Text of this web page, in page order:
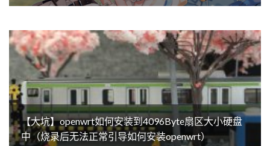
【大坑】openwrt如何安装到4096Byte扇区大小硬盘
中（烧录后无法正常引导如何安装openwrt）